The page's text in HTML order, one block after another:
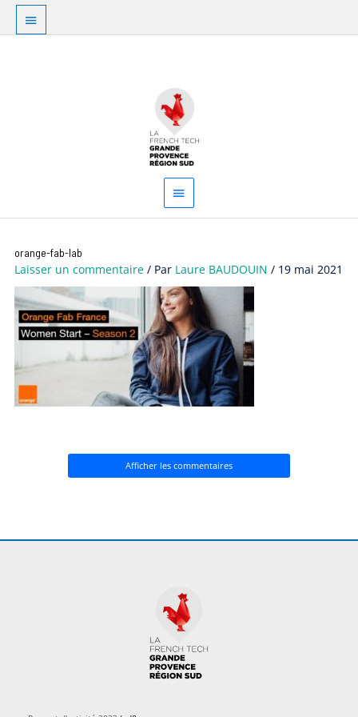
Aller
contenu
Au
dessus
principal
orange-fab-lab
Laisser un commentaire / Par Laure BAUDOUIN/ 19 mai 2021
Afficher les commentaires